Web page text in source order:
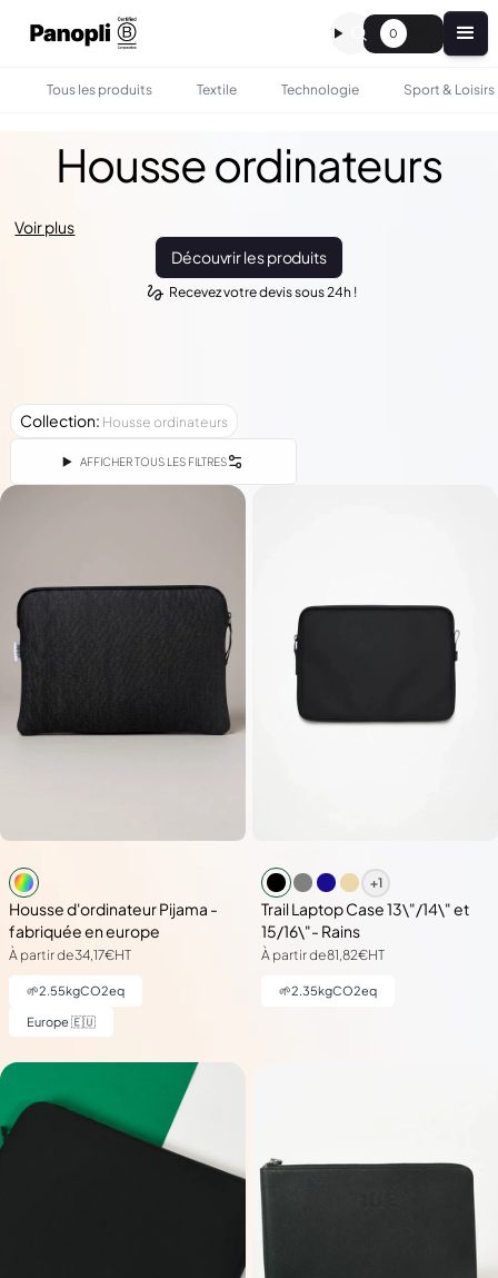
0
Tous les produits Textile Technologie Sport & Loisirs
Housse ordinateurs
Voir plus
Découvrir les produits
Recevez votre devis sous 24h !
Collection: Housse ordinateurs
AFFICHER TOUS LES FILTRES
Housse d'ordinateur Pijama -
fabriquée en europe
À partir de34,17€HT
🌱2.55kgCO2eq
Europe 🇪🇺
+1
Trail Laptop Case 13\"/14\" et
15/16\"- Rains
À partir de81,82€HT
🌱2.35kgCO2eq